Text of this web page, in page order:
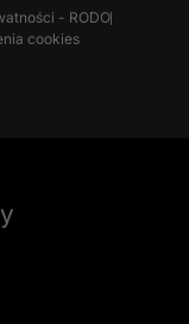
- RODO
cookies